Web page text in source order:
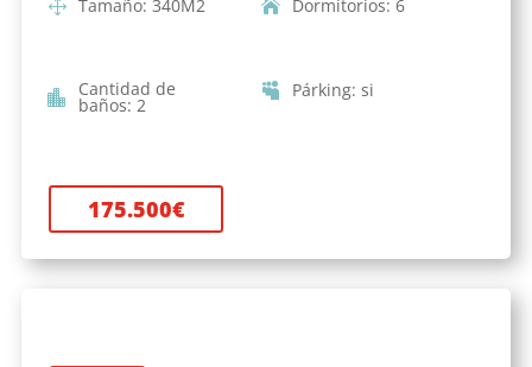
Tamaño: 340M2 Dormitorios: 6
Cantidad de
baños: 2
Párking: si
175.500€